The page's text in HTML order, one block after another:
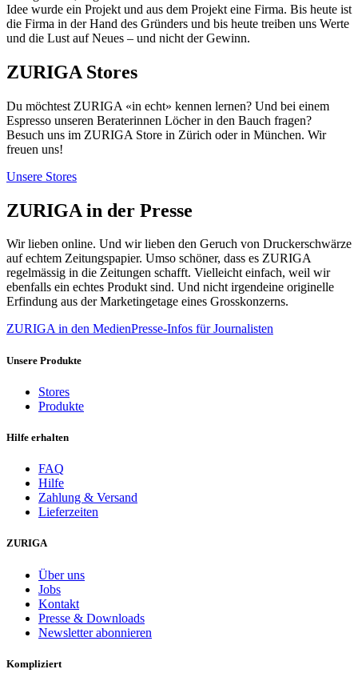
Idee wurde ein Projekt und aus dem Projekt eine Firma. Bis heute ist
die Firma in der Hand des Gründers und bis heute treiben uns Werte
und die Lust auf Neues – und nicht der Gewinn.
ZURIGA Stores
Du möchtest ZURIGA «in echt» kennen lernen? Und bei einem
Espresso unseren Beraterinnen Löcher in den Bauch fragen?
Besuch uns im ZURIGA Store in Zürich oder in München. Wir
freuen uns!
Unsere Stores
ZURIGA in der Presse
Wir lieben online. Und wir lieben den Geruch von Druckerschwärze
auf echtem Zeitungspapier. Umso schöner, dass es ZURIGA
regelmässig in die Zeitungen schafft. Vielleicht einfach, weil wir
ebenfalls ein echtes Produkt sind. Und nicht irgendeine originelle
Erfindung aus der Marketingetage eines Grosskonzerns.
ZURIGA in den MedienPresse-Infos für Journalisten
Unsere Produkte
Stores
Produkte
Hilfe erhalten
FAQ
Hilfe
Zahlung & Versand
Lieferzeiten
ZURIGA
Über uns
Jobs
Kontakt
Presse & Downloads
Newsletter abonnieren
Kompliziert